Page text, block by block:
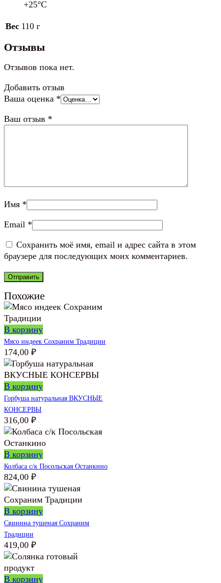
+25°С
Вес 110 г
Отзывы
Отзывов пока нет.
Добавить отзыв
Ваша оценка *
Ваш отзыв *
Имя *
Email *
Сохранить моё имя, email и адрес сайта в этом
браузере для последующих моих комментариев.
Похожие
В корзину
Мясо индеек Сохраним Традиции
174,00 ₽
В корзину
Горбуша натуральная ВКУСНЫЕ
КОНСЕРВЫ
316,00 ₽
В корзину
Колбаса с/к Посольская Останкино
824,00 ₽
В корзину
Свинина тушеная Сохраним
Традиции
419,00 ₽
В корзину